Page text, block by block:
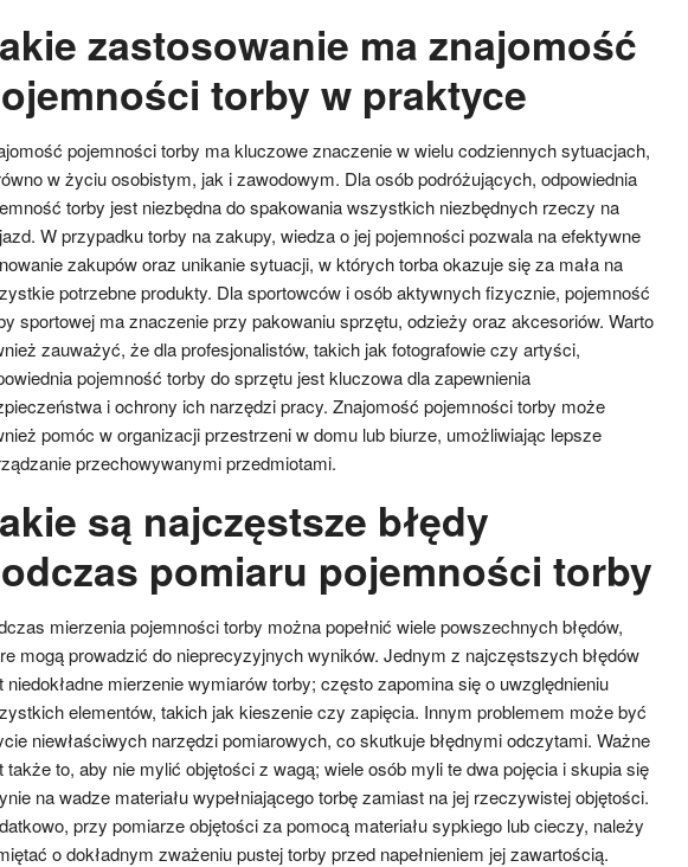
zastosowanie ma znajomość
torby w praktyce
pojemności torby ma kluczowe znaczenie w wielu codziennych sytuacjach,
w życiu osobistym, jak i zawodowym. Dla osób podróżujących, odpowiednia
torby jest niezbędna do spakowania wszystkich niezbędnych rzeczy na
W przypadku torby na zakupy, wiedza o jej pojemności pozwala na efektywne
zakupów oraz unikanie sytuacji, w których torba okazuje się za mała na
potrzebne produkty. Dla sportowców i osób aktywnych fizycznie, pojemność
sportowej ma znaczenie przy pakowaniu sprzętu, odzieży oraz akcesoriów. Warto
zauważyć, że dla profesjonalistów, takich jak fotografowie czy artyści,
pojemność torby do sprzętu jest kluczowa dla zapewnienia
i ochrony ich narzędzi pracy. Znajomość pojemności torby może
pomóc w organizacji przestrzeni w domu lub biurze, umożliwiając lepsze
przechowywanymi przedmiotami.
są najczęstsze błędy
pomiaru pojemności torby
mierzenia pojemności torby można popełnić wiele powszechnych błędów,
mogą prowadzić do nieprecyzyjnych wyników. Jednym z najczęstszych błędów
niedokładne mierzenie wymiarów torby; często zapomina się o uwzględnieniu
elementów, takich jak kieszenie czy zapięcia. Innym problemem może być
niewłaściwych narzędzi pomiarowych, co skutkuje błędnymi odczytami. Ważne
także to, aby nie mylić objętości z wagą; wiele osób myli te dwa pojęcia i skupia się
na wadze materiału wypełniającego torbę zamiast na jej rzeczywistej objętości.
przy pomiarze objętości za pomocą materiału sypkiego lub cieczy, należy
o dokładnym zważeniu pustej torby przed napełnieniem jej zawartością.